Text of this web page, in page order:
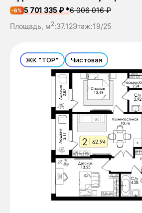
-6% 5 701 335 ₽ *6 006 016 ₽
Площадь, м2:37.12Этаж:19/25
ЖК "ТОР" Чистовая